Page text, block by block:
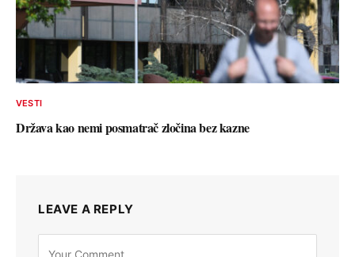
VESTI
Država kao nemi posmatrač zločina bez kazne
LEAVE A REPLY